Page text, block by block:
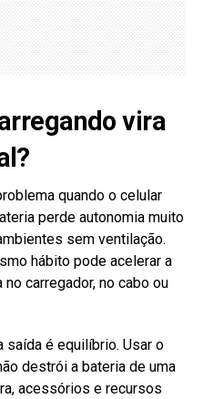
vira
quando o celular
perde autonomia muito
sem ventilação.
hábito pode acelerar a
carregador, no cabo ou
saída é equilíbrio. Usar o
destrói a bateria de uma
acessórios e recursos